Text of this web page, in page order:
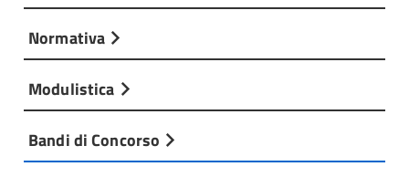
Normativa
Modulistica
Bandi di Concorso